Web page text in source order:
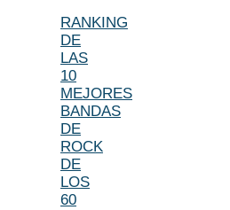
RANKING
DE
LAS
10
MEJORES
BANDAS
DE
ROCK
DE
LOS
60